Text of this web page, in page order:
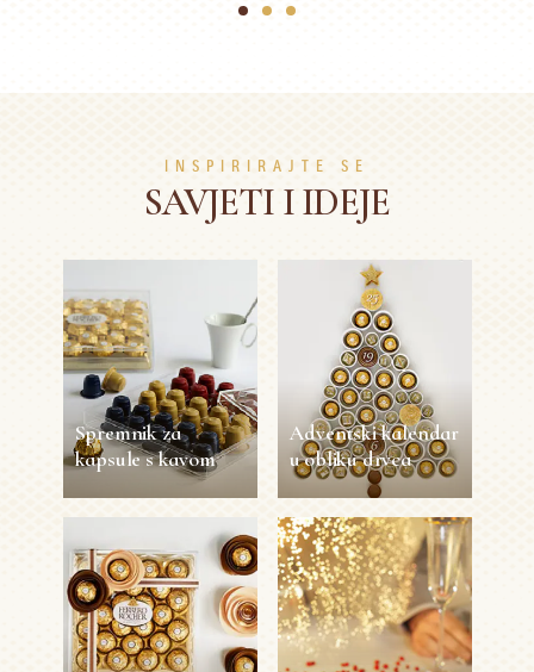
1 2 3
INSPIRIRAJTE SE
SAVJETI I IDEJE
Spremnik za
kapsule s kavom
kapsule s kavom
30 sec 1 Jednostavno
Adventski kalendar
u obliku drvca
Adventski
kalendar u obliku
drvca
30 min Jednostavno